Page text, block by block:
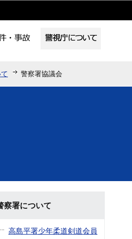
警察署協議会
察署について
高島平署少年柔道剣道会員